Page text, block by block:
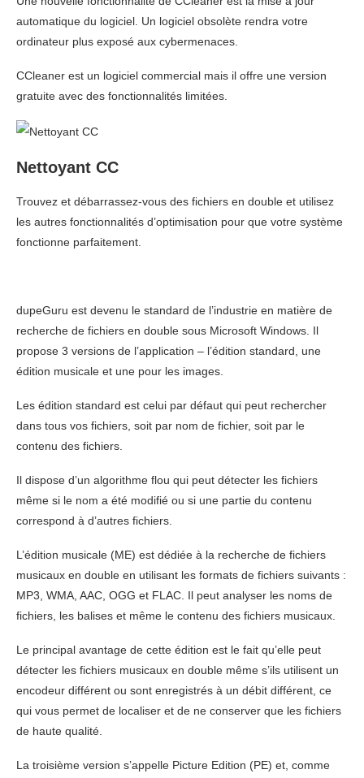
automatique du logiciel. Un logiciel obsolète rendra votre
ordinateur plus exposé aux cybermenaces.
CCleaner est un logiciel commercial mais il offre une version
gratuite avec des fonctionnalités limitées.
Nettoyant CC
Trouvez et débarrassez-vous des fichiers en double et utilisez
les autres fonctionnalités d’optimisation pour que votre système
fonctionne parfaitement.
dupeGuru est devenu le standard de l’industrie en matière de
recherche de fichiers en double sous Microsoft Windows. Il
propose 3 versions de l’application – l’édition standard, une
édition musicale et une pour les images.
Les édition standard est celui par défaut qui peut rechercher
dans tous vos fichiers, soit par nom de fichier, soit par le
contenu des fichiers.
Il dispose d’un algorithme flou qui peut détecter les fichiers
même si le nom a été modifié ou si une partie du contenu
correspond à d’autres fichiers.
L’édition musicale (ME) est dédiée à la recherche de fichiers
musicaux en double en utilisant les formats de fichiers suivants :
MP3, WMA, AAC, OGG et FLAC. Il peut analyser les noms de
fichiers, les balises et même le contenu des fichiers musicaux.
Le principal avantage de cette édition est le fait qu’elle peut
détecter les fichiers musicaux en double même s’ils utilisent un
encodeur différent ou sont enregistrés à un débit différent, ce
qui vous permet de localiser et de ne conserver que les fichiers
de haute qualité.
La troisième version s’appelle Picture Edition (PE) et, comme